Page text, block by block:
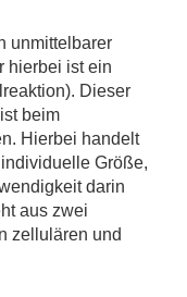
unmittelbarer
hierbei ist ein
Dieser
beim
Hierbei handelt
Größe,
darin
aus zwei
zellulären und